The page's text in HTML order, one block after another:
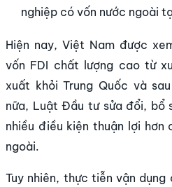
nghiệp có vốn nước ngoài
Hiện nay, Việt Nam được
vốn FDI chất lượng cao từ
xuất khỏi Trung Quốc và
nữa, Luật Đầu tư sửa đổi, bổ
nhiều điều kiện thuận lợi
ngoài.
Tuy nhiên, thực tiễn vận